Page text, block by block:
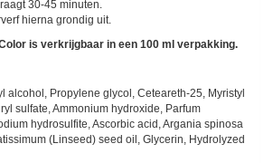
30-45 minuten.
hierna grondig uit.
is verkrijgbaar in een 100 ml verpakking.
alcohol, Propylene glycol, Ceteareth-25, Myristyl
sulfate, Ammonium hydroxide, Parfum
hydrosulfite, Ascorbic acid, Argania spinosa
(Linseed) seed oil, Glycerin, Hydrolyzed